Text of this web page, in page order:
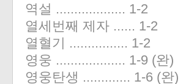
역설 ................... 1-2
열세번째 제자 ...... 1-2
열혈기 ................ 1-2
영웅 ................... 1-9 (완)
영웅탄생 ............. 1-6 (완)